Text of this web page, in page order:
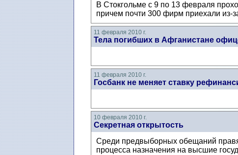
В Стокгольме с 9 по 13 февраля
причем почти 300 фирм приехали из-
11 февраля 2010 г.
Тела погибших в Афганистане
11 февраля 2010 г.
Госбанк не меняет ставку
10 февраля 2010 г.
Секретная открытость
Среди предвыборных обещаний
процесса назначения на высшие